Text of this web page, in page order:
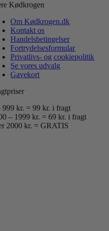
Kødkrogen
Om Kødkrogen.dk
Kontakt os
Handelsbetingelser
Fortrydelsesformular
Privatlivs- og cookiepolitik
Se vores udvalg
Gavekort
999 kr. = 99 kr. i fragt
– 1999 kr. = 69 kr. i fragt
2000 kr. = GRATIS